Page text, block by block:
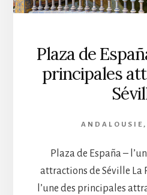
Plaza de
principales
ANDALOUSIE ,
Plaza de España –
attractions de Séville La
l’une des principales